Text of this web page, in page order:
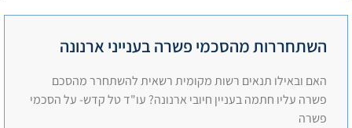
השתחררות מהסכמי פשרה בענייני ארנונה
האם ובאילו תנאים רשות מקומית רשאית להשתחרר מהסכם
פשרה עליו חתמה בעניין חיובי ארנונה? עו"ד טל קדש- על הסכמי
פשרה